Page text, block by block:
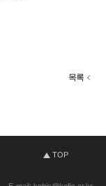
목록
TOP